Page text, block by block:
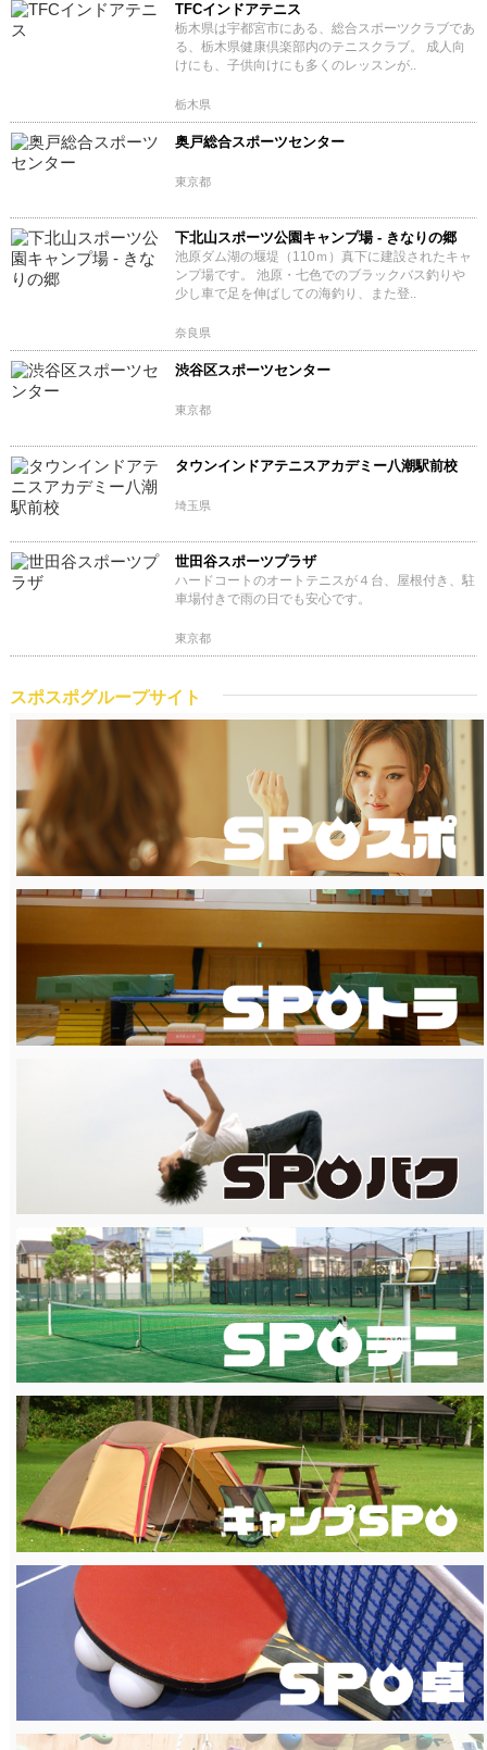
TFCインドアテニス
栃木県は宇都宮市にある、総合スポーツクラブであ
る、栃木県健康倶楽部内のテニスクラブ。 成人向
けにも、子供向けにも多くのレッスンが..
栃木県
奥戸総合スポーツセンター
東京都
下北山スポーツ公園キャンプ場 - きなりの郷
池原ダム湖の堰堤（110ｍ）真下に建設されたキャ
ンプ場です。 池原・七色でのブラックバス釣りや
少し車で足を伸ばしての海釣り、また登..
奈良県
渋谷区スポーツセンター
東京都
タウンインドアテニスアカデミー八潮駅前校
埼玉県
世田谷スポーツプラザ
ハードコートのオートテニスが４台、屋根付き、駐
車場付きで雨の日でも安心です。
東京都
スポスポグループサイト